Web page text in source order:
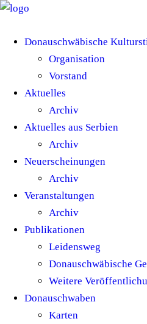
Donauschwäbische
Organisation
Vorstand
Aktuelles
Archiv
Aktuelles aus Serbien
Archiv
Neuerscheinungen
Archiv
Veranstaltungen
Archiv
Publikationen
Leidensweg
Donauschwäbische
Weitere
Donauschwaben
Karten